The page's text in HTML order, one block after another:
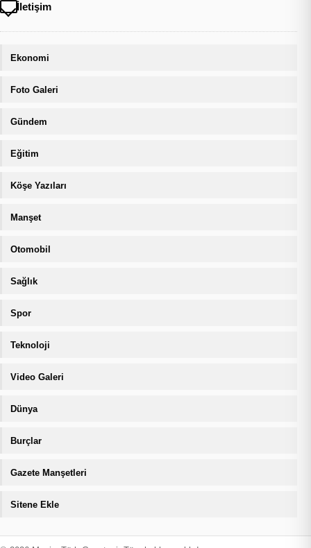
İletişim
Ekonomi
Foto Galeri
Gündem
Eğitim
Köşe Yazıları
Manşet
Otomobil
Sağlık
Spor
Teknoloji
Video Galeri
Dünya
Burçlar
Gazete Manşetleri
Sitene Ekle